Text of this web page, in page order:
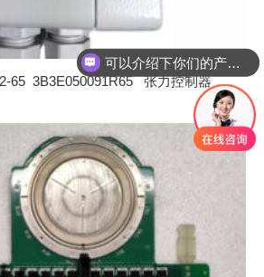
65 3B3E050091R65 张力控制器
你们是怎么收费的呢